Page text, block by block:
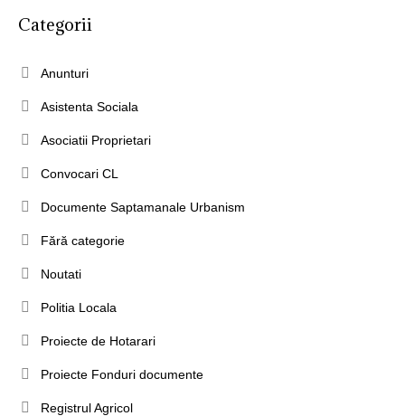
Categorii
Anunturi
Asistenta Sociala
Asociatii Proprietari
Convocari CL
Documente Saptamanale Urbanism
Fără categorie
Noutati
Politia Locala
Proiecte de Hotarari
Proiecte Fonduri documente
Registrul Agricol